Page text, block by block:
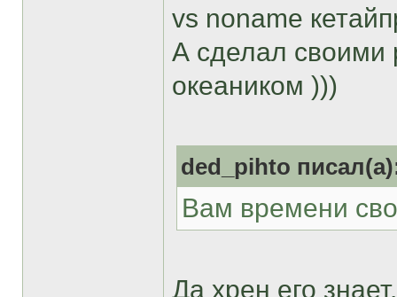
vs noname
А сделал своими
океаником )))
ded_pihto
Вам времени
Да хрен его знает.